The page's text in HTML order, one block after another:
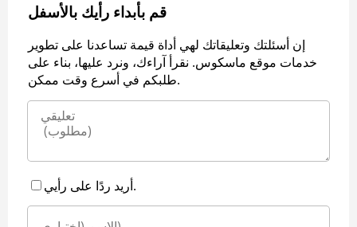
قم بأبداء رأيك بالأسفل
إن أسئلتك وتعليقاتك لهي أداة قيمة تساعدنا على تطوير
خدمات موقع ماسكوس. نقرأ آراءك، ونرد عليها، بناء على
طلبكم في أسرع وقت ممكن.
أريد ردًا على رأيي.